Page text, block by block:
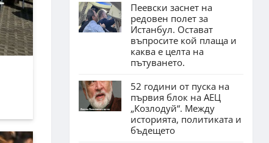
Пеевски заснет на
редовен полет за
Истанбул. Остават
въпросите кой плаща и
каква е целта на
пътуването.
52 години от пуска на
първия блок на АЕЦ
„Козлодуй“. Между
историята, политиката и
бъдещето